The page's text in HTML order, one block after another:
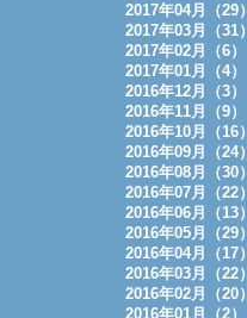
2017年04月（29）
2017年03月（31）
2017年02月（6）
2017年01月（4）
2016年12月（3）
2016年11月（9）
2016年10月（16）
2016年09月（24）
2016年08月（30）
2016年07月（22）
2016年06月（13）
2016年05月（29）
2016年04月（17）
2016年03月（22）
2016年02月（20）
2016年01月（2）